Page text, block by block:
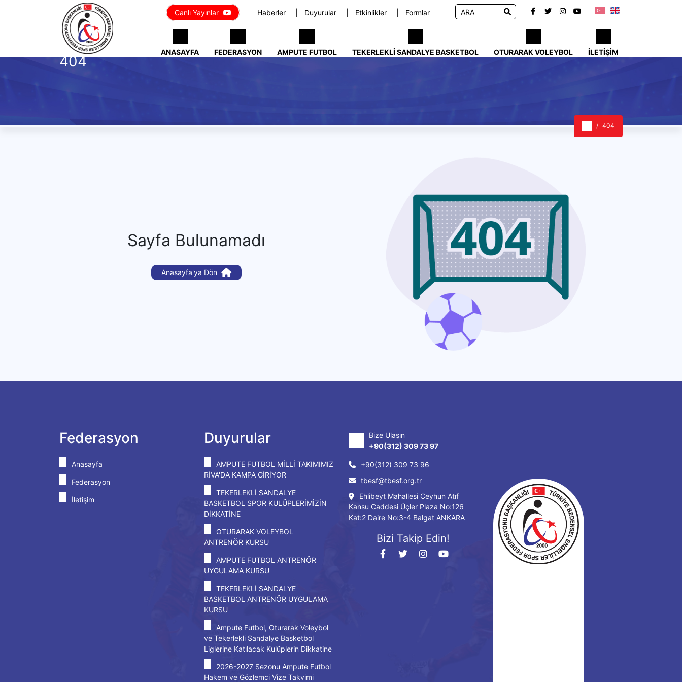
Haberler Duyurular Etkinlikler Formlar
Canlı Yayınlar
ANASAYFA FEDERASYON AMPUTE FUTBOL TEKERLEKLI SANDALYE BASKETBOL OTURARAK VOLEYBOL İLETIŞIM
404
404
Sayfa Bulunamadı
Anasayfa'ya Dön
Federasyon
Anasayfa
Federasyon
İletişim
Duyurular
AMPUTE FUTBOL MİLLİ TAKIMIMIZ
RİVA'DA KAMPA GİRİYOR
TEKERLEKLİ SANDALYE
BASKETBOL SPOR KULÜPLERİMİZİN
DİKKATİNE
OTURARAK VOLEYBOL
ANTRENÖR KURSU
AMPUTE FUTBOL ANTRENÖR
UYGULAMA KURSU
TEKERLEKLİ SANDALYE
BASKETBOL ANTRENÖR UYGULAMA
KURSU
Ampute Futbol, Oturarak Voleybol
ve Tekerlekli Sandalye Basketbol
Liglerine Katılacak Kulüplerin Dikkatine
2026-2027 Sezonu Ampute Futbol
Hakem ve Gözlemci Vize Takvimi
Bize Ulaşın
+90(312) 309 73 97
+90(312) 309 73 96
tbesf@tbesf.org.tr
Ehlibeyt Mahallesi Ceyhun Atıf
Kansu Caddesi Üçler Plaza No:126
Kat:2 Daire No:3-4 Balgat ANKARA
Bizi Takip Edin!